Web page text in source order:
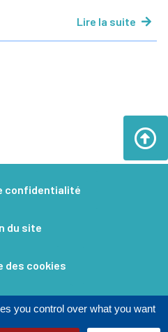
Lire la suite
confidentialité
du site
des cookies
légales​
you control over what you want